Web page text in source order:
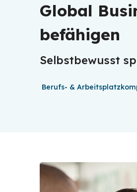
Global
befähigen
Selbstbewusst
Berufs- &